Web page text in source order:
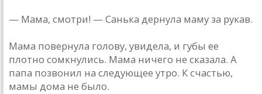
— Мама, смотри! — Санька дернула маму за рукав.
Мама повернула голову, увидела, и губы ее
плотно сомкнулись. Мама ничего не сказала. А
папа позвонил на следующее утро. К счастью,
мамы дома не было.